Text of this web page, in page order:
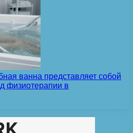
ванна представляет собой
физиотерапии в